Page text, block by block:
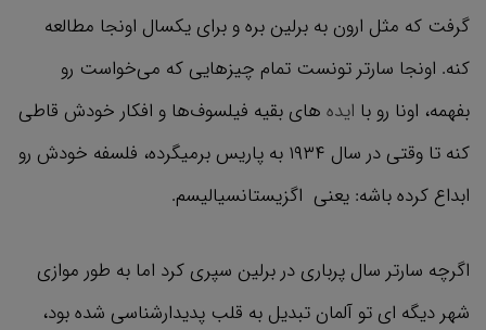
گرفت که مثل ارون به برلین بره و برای یکسال اونجا مطالعه
کنه. اونجا سارتر تونست تمام چیزهایی که می‌خواست رو
بفهمه، اونا رو با ایده های بقیه فیلسوف‌ها و افکار خودش قاطی
کنه تا وقتی در سال ۱۹۳۴ به پاریس برمیگرده، فلسفه خودش رو
ابداع کرده باشه: یعنی اگزیستانسیالیسم.
اگرچه سارتر سال پرباری در برلین سپری کرد اما به طور موازی
شهر دیگه ای تو آلمان تبدیل به قلب پدیدارشناسی شده بود،